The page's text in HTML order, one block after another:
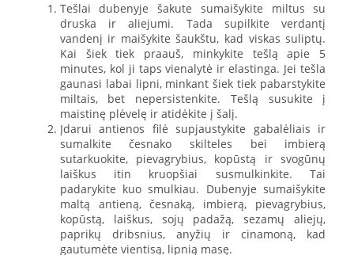
Tešlai dubenyje šakute sumaišykite miltus su
druska ir aliejumi. Tada supilkite verdantį
vandenį ir maišykite šaukštu, kad viskas suliptų.
Kai šiek tiek praauš, minkykite tešlą apie 5
minutes, kol ji taps vienalytė ir elastinga. Jei tešla
gaunasi labai lipni, minkant šiek tiek pabarstykite
miltais, bet nepersistenkite. Tešlą susukite į
maistinę plėvelę ir atidėkite į šalį.
Įdarui antienos filė supjaustykite gabalėliais ir
sumalkite česnako skilteles bei imbierą
sutarkuokite, pievagrybius, kopūstą ir svogūnų
laiškus itin kruopšiai susmulkinkite. Tai
padarykite kuo smulkiau. Dubenyje sumaišykite
maltą antieną, česnaką, imbierą, pievagrybius,
kopūstą, laiškus, sojų padažą, sezamų aliejų,
paprikų dribsnius, anyžių ir cinamoną, kad
gautumėte vientisą, lipnią masę.